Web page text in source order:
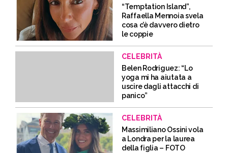
“Temptation Island”,
Raffaella Mennoia svela
cosa c’è davvero dietro
le coppie
CELEBRITÀ
Belen Rodriguez: “Lo
yoga mi ha aiutata a
uscire dagli attacchi di
panico”
CELEBRITÀ
Massimiliano Ossini vola
a Londra per la laurea
della figlia – FOTO